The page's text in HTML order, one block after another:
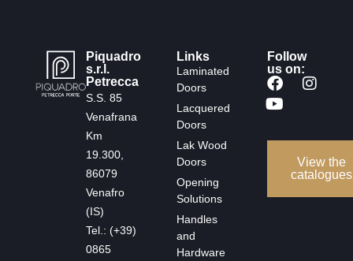
Piquadro
s.r.l.
Petrecca
S.S. 85
Venafrana
Km
19.300,
86079
Venafro
(IS)
Tel.: (+39)
0865
Links
Laminated
Doors
Lacquered
Doors
Lak Wood
Doors
Opening
Solutions
Handles
and
Hardware
Follow
us on:
View the
catalogues